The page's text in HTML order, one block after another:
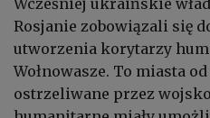
Rosjanie zobowiązali się
utworzenia korytarzy
Wołnowasze. To miasta
ostrzeliwane przez